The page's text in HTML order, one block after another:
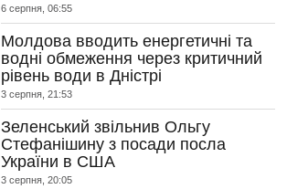
6 серпня, 06:55
Молдова вводить енергетичні та
водні обмеження через критичний
рівень води в Дністрі
3 серпня, 21:53
Зеленський звільнив Ольгу
Стефанішину з посади посла
України в США
3 серпня, 20:05